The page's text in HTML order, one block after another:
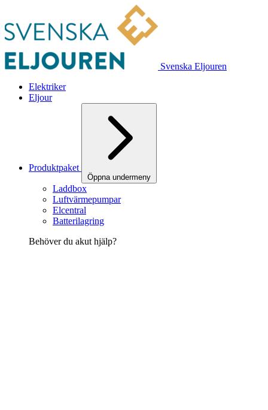
Svenska Eljouren
Elektriker
Eljour
Produktpaket
Öppna undermeny
Laddbox
Luftvärmepumpar
Elcentral
Batterilagring
Behöver du akut hjälp?